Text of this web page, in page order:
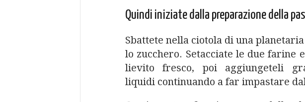
Quindi iniziate dalla preparazione della
Sbattete nella ciotola di una
lo zucchero. Setacciate le due farine
lievito fresco, poi aggiungeteli
liquidi continuando a far impastare